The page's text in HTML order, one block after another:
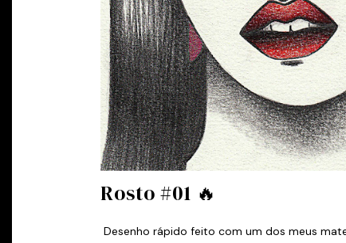
Rosto #01 🔥
Desenho rápido feito com um dos meus